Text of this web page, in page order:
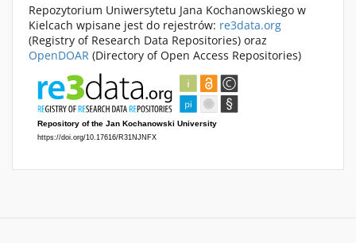
Repozytorium Uniwersytetu Jana Kochanowskiego w
Kielcach wpisane jest do rejestrów: re3data.org
(Registry of Research Data Repositories) oraz
OpenDOAR (Directory of Open Access Repositories)